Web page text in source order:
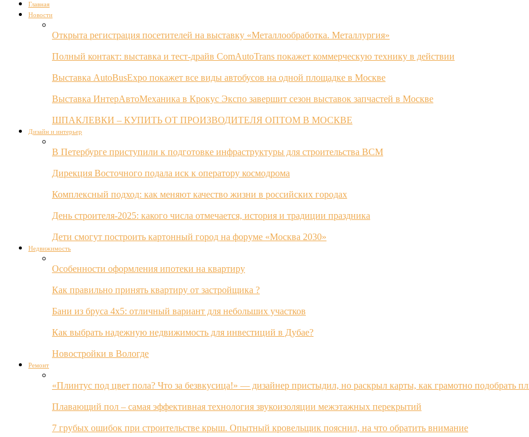
Главная
Новости
Открыта регистрация посетителей на выставку «Металлообработка. Металлургия»
Полный контакт: выставка и тест-драйв ComAutoTrans покажет коммерческую технику в действии
Выставка AutoBusExpo покажет все виды автобусов на одной площадке в Москве
Выставка ИнтерАвтоМеханика в Крокус Экспо завершит сезон выставок запчастей в Москве
ШПАКЛЕВКИ – КУПИТЬ ОТ ПРОИЗВОДИТЕЛЯ ОПТОМ В МОСКВЕ
Дизайн и интерьер
В Петербурге приступили к подготовке инфраструктуры для строительства ВСМ
Дирекция Восточного подала иск к оператору космодрома
Комплексный подход: как меняют качество жизни в российских городах
День строителя-2025: какого числа отмечается, история и традиции праздника
Дети смогут построить картонный город на форуме «Москва 2030»
Недвижимость
Особенности оформления ипотеки на квартиру
Как правильно принять квартиру от застройщика ?
Бани из бруса 4х5: отличный вариант для небольших участков
Как выбрать надежную недвижимость для инвестиций в Дубае?
Новостройки в Вологде
Ремонт
«Плинтус под цвет пола? Что за безвкусица!» — дизайнер пристыдил, но раскрыл карты, как грамотно подобрать
Плавающий пол – самая эффективная технология звукоизоляции межэтажных перекрытий
7 грубых ошибок при строительстве крыш. Опытный кровельщик пояснил, на что обратить внимание